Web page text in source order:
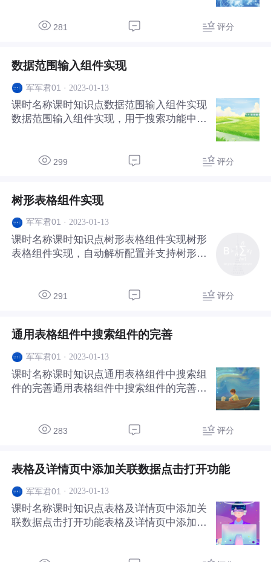
281 评分
数据范围输入组件实现
军军君01 · 2023-01-13
课时名称课时知识点数据范围输入组件实现
数据范围输入组件实现，用于搜索功能中使
299 评分
树形表格组件实现
军军君01 · 2023-01-13
课时名称课时知识点树形表格组件实现树形
表格组件实现，自动解析配置并支持树形数
291 评分
通用表格组件中搜索组件的完善
军军君01 · 2023-01-13
课时名称课时知识点通用表格组件中搜索组
件的完善通用表格组件中搜索组件的完善,
283 评分
表格及详情页中添加关联数据点击打开功能
军军君01 · 2023-01-13
课时名称课时知识点表格及详情页中添加关
联数据点击打开功能表格及详情页中添加关